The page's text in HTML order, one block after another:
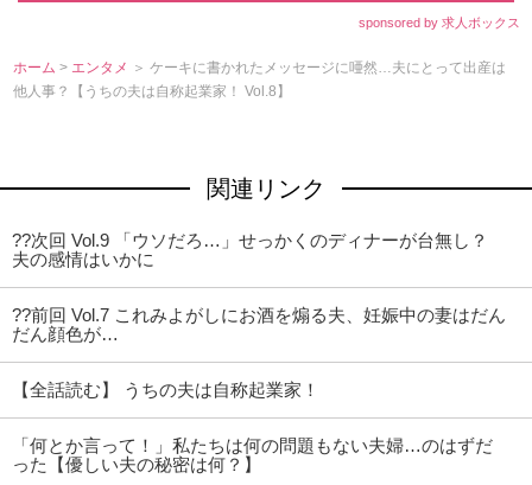
sponsored by 求人ボックス
ホーム > エンタメ ＞ ケーキに書かれたメッセージに唖然…夫にとって出産は
他人事？【うちの夫は自称起業家！ Vol.8】
関連リンク
??次回 Vol.9 「ウソだろ…」せっかくのディナーが台無し？
夫の感情はいかに
??前回 Vol.7 これみよがしにお酒を煽る夫、妊娠中の妻はだん
だん顔色が…
【全話読む】 うちの夫は自称起業家！
「何とか言って！」私たちは何の問題もない夫婦…のはずだ
った【優しい夫の秘密は何？】